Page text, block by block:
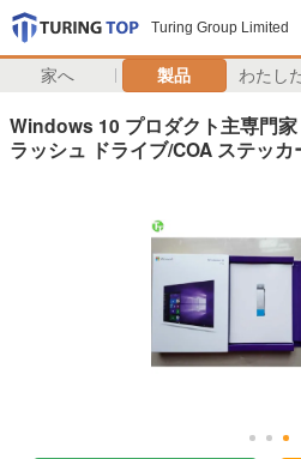
Turing Group Limited
家へ 製品 わたし
Windows 10 プロダクト主専門
ラッシュ ドライブ/COA ステッカ